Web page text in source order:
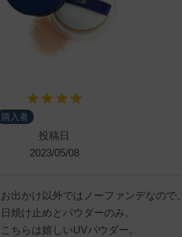
購入者
投稿日
2023/05/08
お出かけ以外ではノーファンデなので、
日焼け止めとパウダーのみ。
こちらは嬉しいUVパウダー。